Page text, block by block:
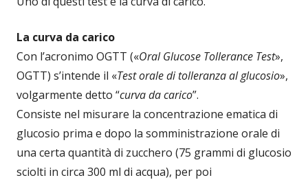
La curva da carico
Con l’acronimo OGTT («Oral Glucose Tollerance Test»,
OGTT) s’intende il «Test orale di tolleranza al glucosio»,
volgarmente detto “curva da carico”.
Consiste nel misurare la concentrazione ematica di
glucosio prima e dopo la somministrazione orale di
una certa quantità di zucchero (75 grammi di glucosio
sciolti in circa 300 ml di acqua), per poi